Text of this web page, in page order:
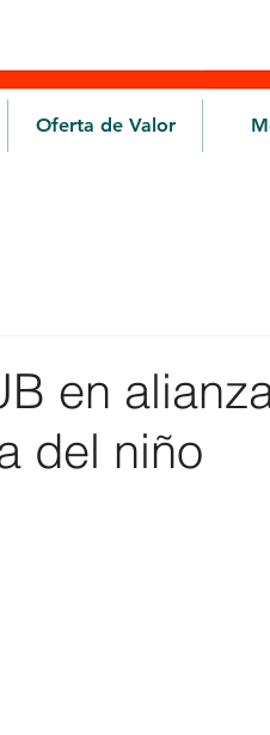
Oferta de Valor
en
del niño